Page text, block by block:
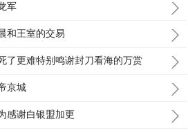
军
和王室的交易
了更难特别鸣谢封刀看海的万赏
京城
感谢白银盟加更